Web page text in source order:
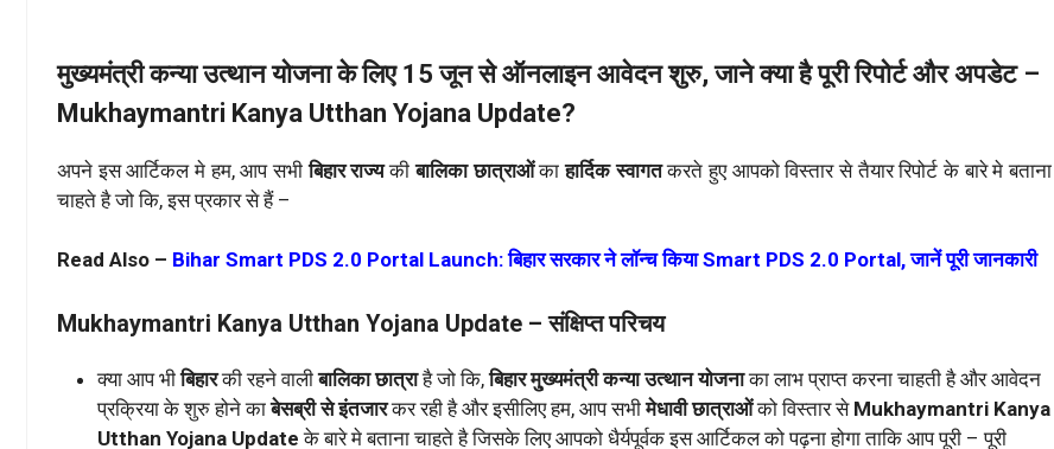
मुख्यमंत्री कन्या उत्थान योजना के लिए 15 जून से ऑनलाइन आवेदन शुरु, जाने क्या है पूरी रिपोर्ट और अपडेट –
Mukhaymantri Kanya Utthan Yojana Update?
अपने इस आर्टिकल मे हम, आप सभीबिहार राज्यकीबालिका छात्राओंकाहार्दिक स्वागतकरते हुए आपको विस्तार से तैयार रिपोर्ट के बारे मे बताना
चाहते है जो कि, इस प्रकार से हैं –
Read Also – Bihar Smart PDS 2.0 Portal Launch: बिहार सरकार ने लॉन्च किया Smart PDS 2.0 Portal, जानें पूरी जानकारी
Mukhaymantri Kanya Utthan Yojana Update – संक्षिप्त परिचय
क्या आप भीबिहारकी रहने वालीबालिका छात्राहै जो कि,बिहार मु्ख्यमंत्री कन्या उत्थान योजनाका लाभ प्राप्त करना चाहती है और आवेदन
प्रक्रिया के शुरु होने काबेसब्री से इंतजारकर रही है और इसीलिए हम, आप सभीमेधावी छात्राओंको विस्तार से Mukhaymantri Kanya
Utthan Yojana Updateके बारे मे बताना चाहते है जिसके लिए आपको धैर्यपूर्वक इस आर्टिकल को पढ़ना होगा ताकि आप पूरी – पूरी